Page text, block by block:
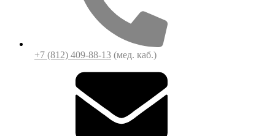
+7 (812) 409-88-13 (мед. каб.)